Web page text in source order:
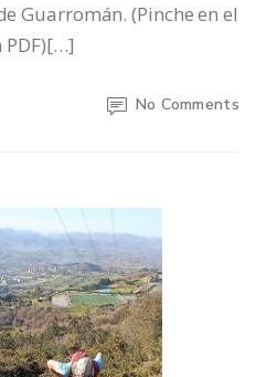
Guarromán. (Pinche en el
PDF)[…]
No Comments